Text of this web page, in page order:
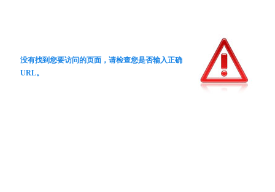
没有找到您要访问的页面，请检查您是否输入正确
URL。